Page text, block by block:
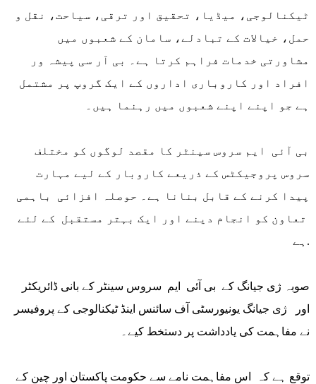
ٹیکنالوجی، میڈیا، تحقیق اور ترقی، سیاحت، نقل و
حمل، خیالات کے تبادلے، سامان کے شعبوں میں
مشاورتی خدمات فراہم کرتا ہے۔ بی آر سی پیشہ ور
افراد اور کاروباری اداروں کے ایک گروپ پر مشتمل
ہے جو اپنے اپنے شعبوں میں رہنما ہیں۔
بی آئی ایم سروس سینٹر کا مقصد لوگوں کو مختلف
سروس پروجیکٹس کے ذریعے کاروبار کے لیے مہارت
پیدا کرنے کے قابل بنانا ہے۔ حوصلہ افزائی باہمی
تعاون کو انجام دینے اور ایک بہتر مستقبل کے لئے
ہے.
اور ژی جیانگ یونیورسٹی آف سائنس اینڈ ٹیکنالوجی کے پروفیسر
نے مفاہمت کی یادداشت پر دستخط کیے۔
توقع ہے کہ اس مفاہمت نامے سے حکومت پاکستان اور چین کے